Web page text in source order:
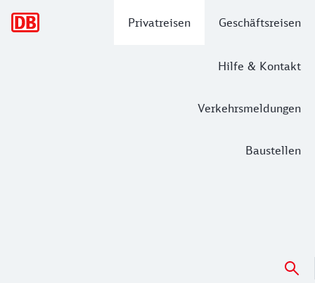
Privatreisen Geschäftsreisen
Hilfe & Kontakt
Verkehrsmeldungen
Baustellen